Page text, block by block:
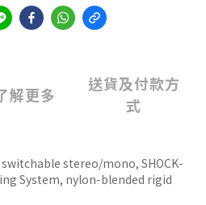
解更多
送貨及付款方
式
stereo/mono, SHOCK-
System, nylon-blended rigid